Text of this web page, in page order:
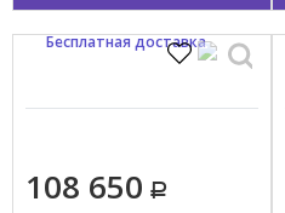
108 650
Бесплатная доставка